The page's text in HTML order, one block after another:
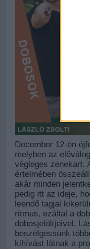
December 12-én
melyben az
végleges zenekart.
értelmében
akár minden
pedig itt az ideje,
leendő tagjai
ritmus, ezáltal a
dobosjelöltjeivel,
beszélgessünk
kihívást látnak a